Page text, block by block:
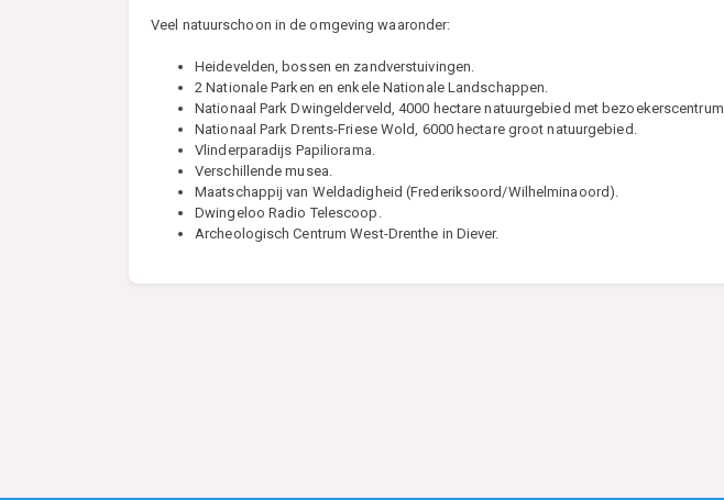
Veel natuurschoon in de omgeving waaronder:
Heidevelden, bossen en zandverstuivingen.
2 Nationale Parken en enkele Nationale Landschappen.
Nationaal Park Dwingelderveld, 4000 hectare natuurgebied met bezoekerscentrum.
Nationaal Park Drents-Friese Wold, 6000 hectare groot natuurgebied.
Vlinderparadijs Papiliorama.
Verschillende musea.
Maatschappij van Weldadigheid (Frederiksoord/Wilhelminaoord).
Dwingeloo Radio Telescoop.
Archeologisch Centrum West-Drenthe in Diever.